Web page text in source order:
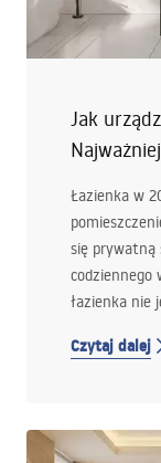
Jak
Łazienka w
się prywatną
codziennego
łazienka nie
Czytaj dalej